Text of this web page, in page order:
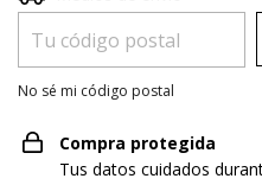
No sé mi código postal
Compra protegida
Tus datos cuidados